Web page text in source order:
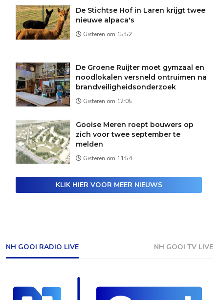
De Stichtse Hof in Laren krijgt twee
nieuwe alpaca's
Gisteren om 15:52
De Groene Ruijter moet gymzaal en
noodlokalen versneld ontruimen na
brandveiligheidsonderzoek
Gisteren om 12:05
Gooise Meren roept bouwers op
zich voor twee september te
melden
Gisteren om 11:54
KLIK HIER VOOR MEER NIEUWS
NH GOOI RADIO LIVE NH GOOI TV LIVE